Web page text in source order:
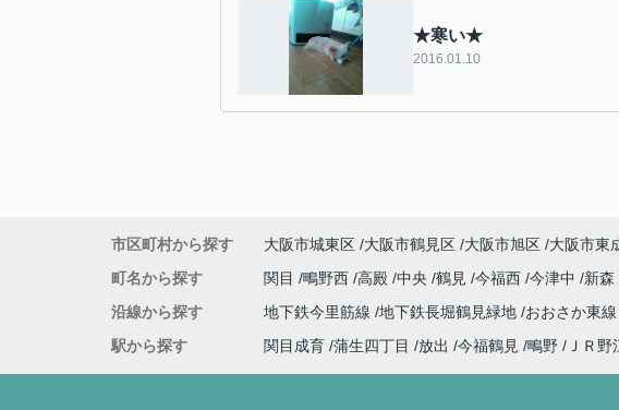
★寒い★
2016.01.10
市区町村から探す 大阪市城東区 大阪市鶴見区 大阪市旭区 大阪市東
町名から探す
関目 鴫野西 高殿 中央 鶴見 今福西 今津中 新森
沿線から探す
地下鉄今里筋線 地下鉄長堀鶴見緑地 おおさか東線
駅から探す
関目成育 蒲生四丁目 放出 今福鶴見 鴫野 ＪＲ野